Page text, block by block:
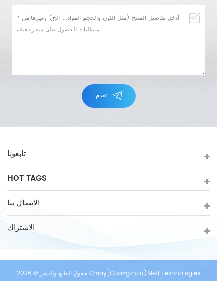
تقدم
تابعونا
HOT TAGS
الاتصال بنا
الاشتراك
حقوق الطبع والنشر © 2026 Omay(Guangzhou)Med Technologies